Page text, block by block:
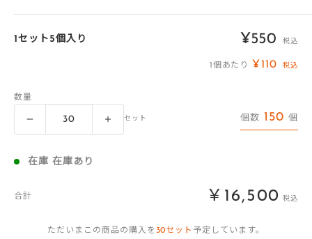
1セット5個入り
販
売
¥550 税込
1個あたり ¥110 税込
数量
セット 個数 150 個
在庫 在庫あり
合計 ￥16,500 税込
ただいまこの商品の購入を30セット 予定しています。